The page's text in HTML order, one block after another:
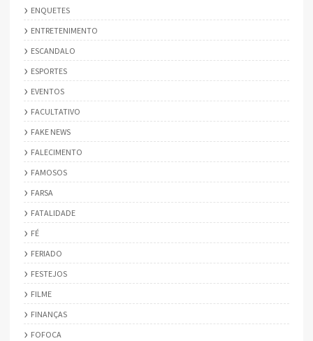
ENQUETES
ENTRETENIMENTO
ESCANDALO
ESPORTES
EVENTOS
FACULTATIVO
FAKE NEWS
FALECIMENTO
FAMOSOS
FARSA
FATALIDADE
FÉ
FERIADO
FESTEJOS
FILME
FINANÇAS
FOFOCA